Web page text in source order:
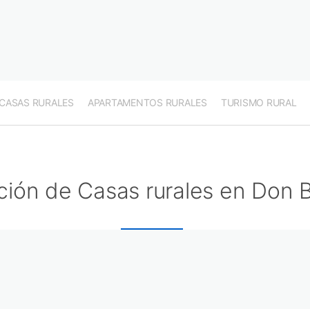
CASAS RURALES APARTAMENTOS RURALES TURISMO RURAL
de Casas rurales en Don